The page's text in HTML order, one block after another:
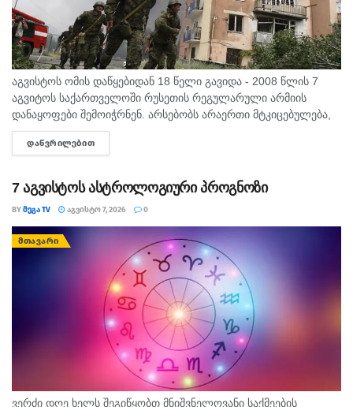
აგვისტოს ომის დაწყებიდან 18 წელი გავიდა - 2008 წლის 7
აგვიტოს საქართველოში რუსეთის რეგულარული არმიის
დანაყოფები შემოიჭრნენ. არსებობს არაერთი მტკიცებულება,
რომლითაც დადასტურდა, რომ რუსეთის ჯარმა საქართველოს
სახელმწიფო საზღვარი სწორედ 7...
ᲓᲐᲬᲕᲠᲘᲚᲔᲑᲘᲗ
7 აგვისტოს ასტროლოგიური პროგნოზი
BYᲛᲔᲒᲐ TV ᲐᲒᲕᲘᲡᲢᲝ 7, 2026 0
ᲛᲗᲐᲕᲐᲠᲘ
ვერძი დღე ხელს შეგიწყობთ მნიშვნელოვანი საქმეების